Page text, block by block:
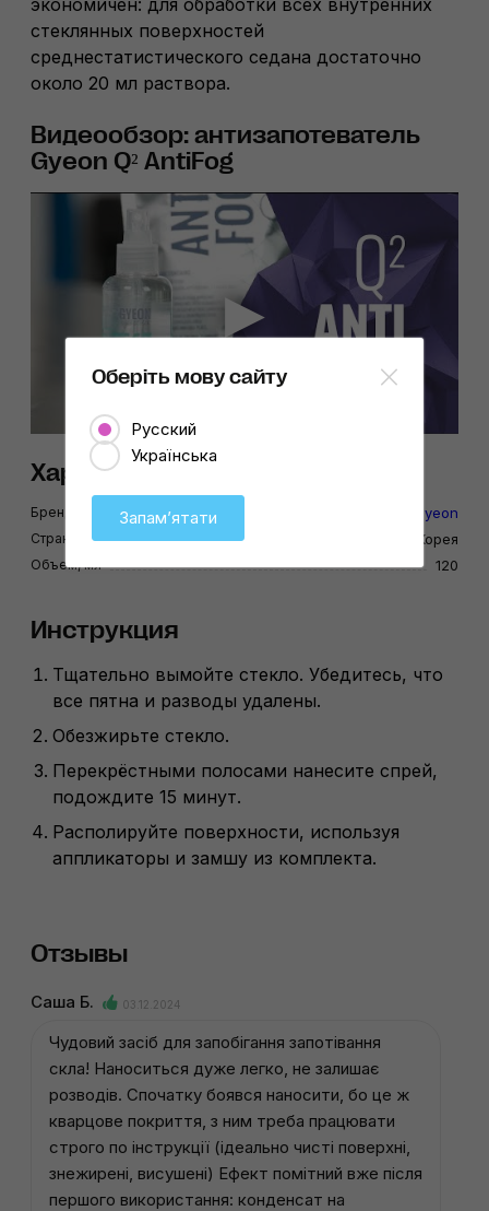
экономичен: для обработки всех внутренних
стеклянных поверхностей
среднестатистического седана достаточно
около 20 мл раствора.
Видеообзор: антизапотеватель
Gyeon Q² AntiFog
Характеристики
Бренд Gyeon
Страна-производитель Южная Корея
Объем, мл 120
Инструкция
Тщательно вымойте стекло. Убедитесь, что
все пятна и разводы удалены.
Обезжирьте стекло.
Перекрёстными полосами нанесите спрей,
подождите 15 минут.
Располируйте поверхности, используя
аппликаторы и замшу из комплекта.
Отзывы
Саша Б. 03.12.2024
Чудовий засіб для запобігання запотівання
скла! Наноситься дуже легко, не залишає
розводів. Спочатку боявся наносити, бо це ж
кварцове покриття, з ним треба працювати
строго по інструкції (ідеально чисті поверхні,
знежирені, висушені) Ефект помітний вже після
першого використання: конденсат на
Оберіть мову сайту
Русский
Українська
Запамʼятати